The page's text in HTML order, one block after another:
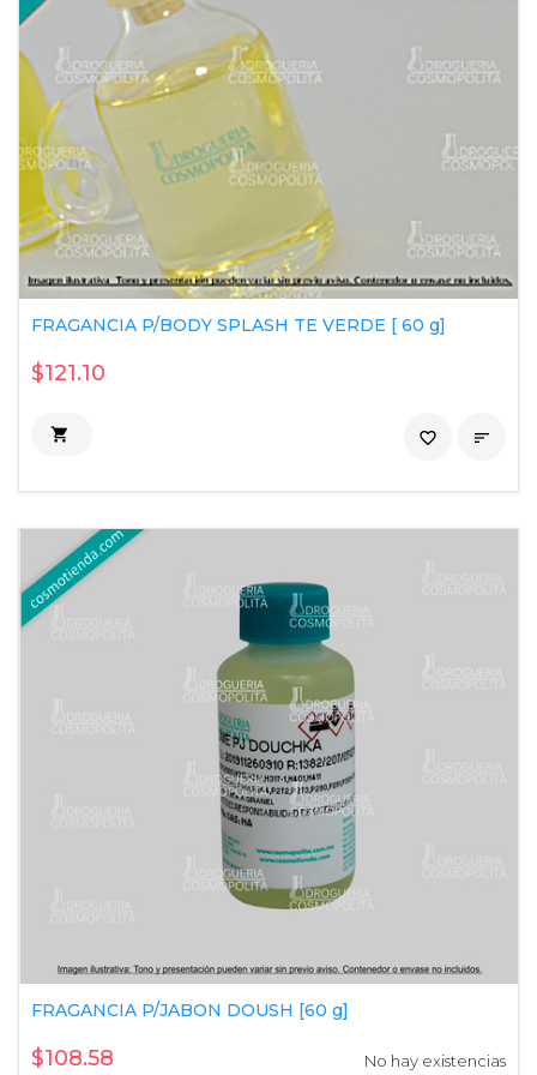
FRAGANCIA P/BODY SPLASH TE VERDE [ 60 g]
$121.10
 
favorite_border
FRAGANCIA P/JABON DOUSH [60 g]
$108.58 No hay existencias